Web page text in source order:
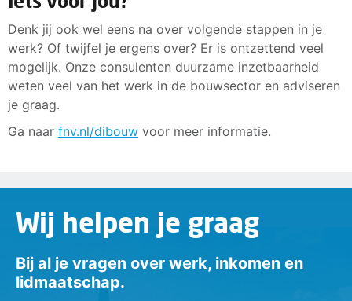
Denk jij ook wel eens na over volgende stappen in je
werk? Of twijfel je ergens over? Er is ontzettend veel
mogelijk. Onze consulenten duurzame inzetbaarheid
weten veel van het werk in de bouwsector en adviseren
je graag.
Ga naar fnv.nl/dibouw voor meer informatie.
Wij helpen je graag
Bij al je vragen over werk, inkomen en
lidmaatschap.